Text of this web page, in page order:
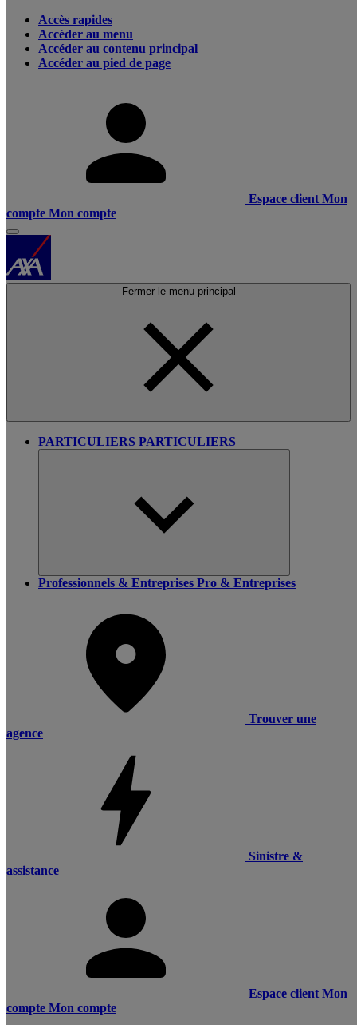
Accès rapides
Accéder au menu
Accéder au contenu principal
Accéder au pied de page
Espace client Mon
compte Mon compte
Fermer le menu principal
PARTICULIERS PARTICULIERS
Professionnels & Entreprises Pro & Entreprises
Trouver une
agence
Sinistre &
assistance
Espace client Mon
compte Mon compte